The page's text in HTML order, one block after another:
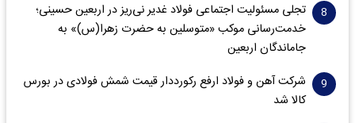
تجلی مسئولیت اجتماعی فولاد غدیر نی‌ریز در اربعین حسینی؛
خدمت‌رسانی موکب «متوسلین به حضرت زهرا(س)» به
جاماندگان اربعین
شرکت آهن و فولاد ارفع رکورددار قیمت شمش فولادی در بورس
کالا شد